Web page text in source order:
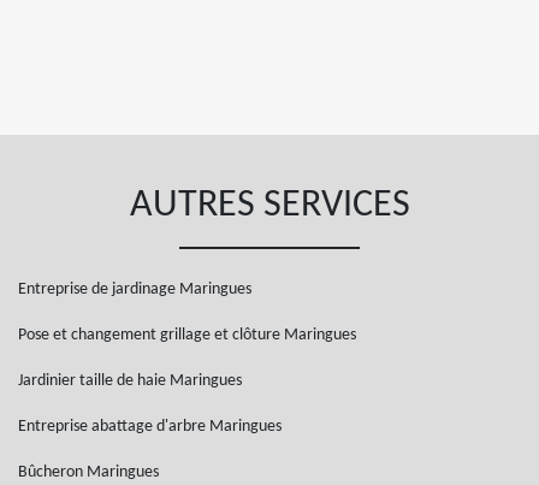
AUTRES SERVICES
Entreprise de jardinage Maringues
Pose et changement grillage et clôture Maringues
Jardinier taille de haie Maringues
Entreprise abattage d'arbre Maringues
Bûcheron Maringues